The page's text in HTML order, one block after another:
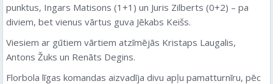
punktus, Ingars Matisons (1+1) un Juris Zilberts (0+2) – pa
diviem, bet vienus vārtus guva Jēkabs Keišs.
Viesiem ar gūtiem vārtiem atzīmējās Kristaps Laugalis,
Antons Žuks un Renāts Degins.
Florbola līgas komandas aizvadīja divu apļu pamatturnīru, pēc